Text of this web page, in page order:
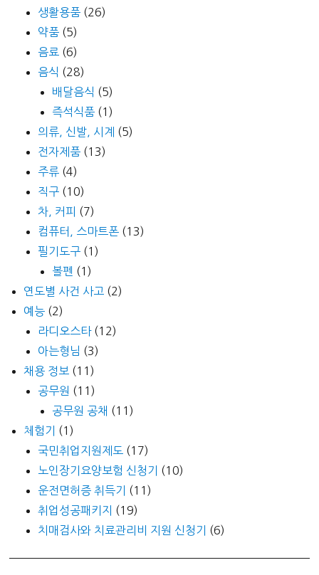
생활용품 (26)
약품 (5)
음료 (6)
음식 (28)
배달음식 (5)
즉석식품 (1)
의류, 신발, 시계 (5)
전자제품 (13)
주류 (4)
직구 (10)
차, 커피 (7)
컴퓨터, 스마트폰 (13)
필기도구 (1)
볼펜 (1)
연도별 사건 사고 (2)
예능 (2)
라디오스타(12)
아는형님 (3)
채용 정보 (11)
공무원 (11)
공무원 공채 (11)
체험기
(1)
국민취업지원제도 (17)
노인장기요양보험 신청기
(10)
운전면허증 취득기
(11)
취업성공패키지
(19)
치매검사와 치료관리비 지원 신청기
(6)